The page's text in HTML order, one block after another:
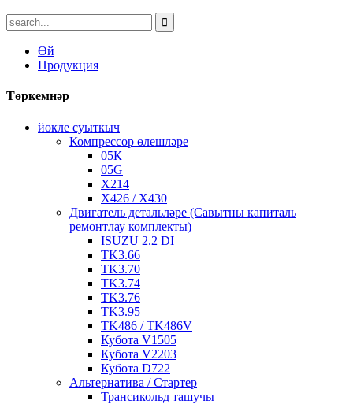
Өй
Продукция
Төркемнәр
йөкле суыткыч
Компрессор өлешләре
05К
05G
X214
X426 / X430
Двигатель детальләре (Савытны капиталь
ремонтлау комплекты)
ISUZU 2.2 DI
TK3.66
TK3.70
TK3.74
TK3.76
TK3.95
TK486 / TK486V
Кубота V1505
Кубота V2203
Кубота D722
Альтернатива / Стартер
Трансикольд ташучы